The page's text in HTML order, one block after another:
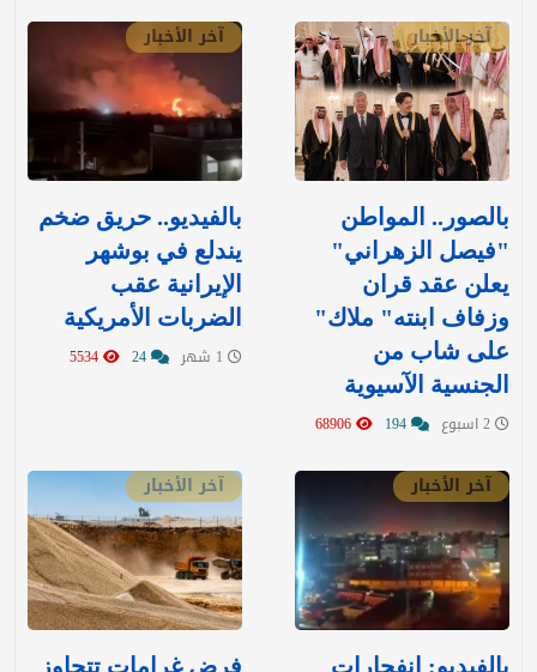
آخر الأخبار
بالصور.. المواطن
"فيصل الزهراني"
يعلن عقد قران
وزفاف ابنته" ملاك"
على شاب من
الجنسية الآسيوية
آخر الأخبار
بالفيديو.. حريق ضخم
يندلع في بوشهر
الإيرانية عقب
الضربات الأمريكية
آخر الأخبار
بالفيديو: انفجارات
آخر الأخبار
‏فرض غرامات تتجاوز